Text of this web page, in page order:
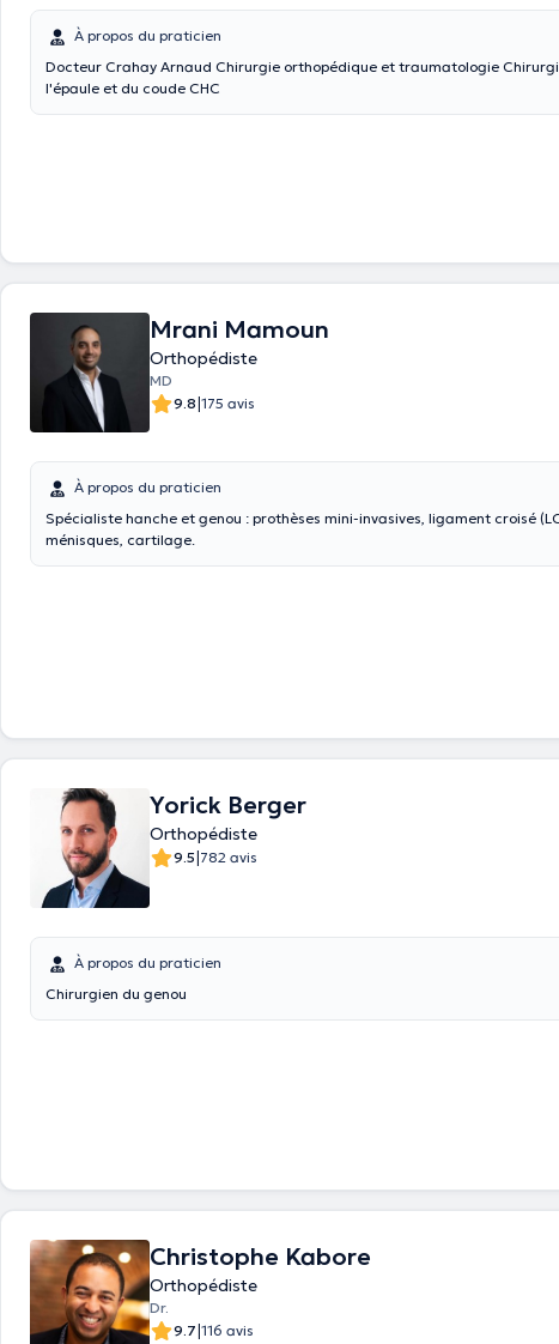
À propos du praticien
Docteur Crahay Arnaud Chirurgie orthopédique et traumatologie Chirurgie de
l'épaule et du coude CHC
Mrani Mamoun
Orthopédiste
MD
9.8|175 avis
À propos du praticien
Spécialiste hanche et genou : prothèses mini-invasives, ligament croisé
ménisques, cartilage.
Yorick Berger
Orthopédiste
9.5|782 avis
À propos du praticien
Chirurgien du genou
Christophe Kabore
Orthopédiste
Dr.
9.7|116 avis